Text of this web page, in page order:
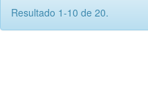
Resultado 1-10 de 20.